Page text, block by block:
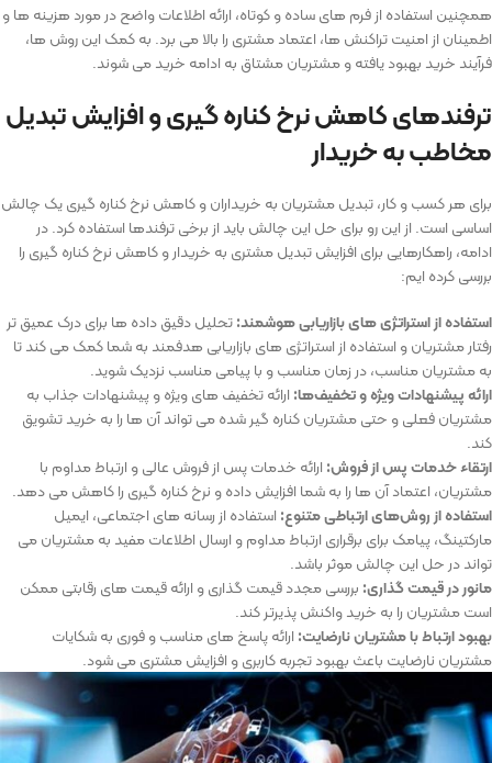
همچنین استفاده از فرم‌ های ساده و کوتاه، ارائه اطلاعات واضح در مورد هزینه‌ ها و
اطمینان از امنیت تراکنش ‌ها، اعتماد مشتری را بالا می ‌برد. به کمک این روش ‌ها،
فرآیند خرید بهبود یافته و مشتریان مشتاق به ادامه خرید می ‌شوند.
ترفندهای کاهش نرخ کناره گیری و افزایش تبدیل
مخاطب به خریدار
برای هر کسب و کار، تبدیل مشتریان به خریداران و کاهش نرخ کناره گیری یک چالش
اساسی است. از این رو برای حل این چالش باید از برخی ترفندها استفاده کرد. در
ادامه، راهکارهایی برای افزایش تبدیل مشتری به خریدار و کاهش نرخ کناره گیری را
بررسی کرده ایم:
استفاده از استراتژی ‌های بازاریابی هوشمند:تحلیل دقیق داده‌ ها برای درک عمیق ‌تر
رفتار مشتریان و استفاده از استراتژی ‌های بازاریابی هدفمند به شما کمک می ‌کند تا
به مشتریان مناسب، در زمان مناسب و با پیامی مناسب نزدیک شوید.
ارائه پیشنهادات ویژه و تخفیف‌ها: ارائه تخفیف ‌های ویژه و پیشنهادات جذاب به
مشتریان فعلی و حتی مشتریان کناره گیر شده می ‌تواند آن‌ ها را به خرید تشویق
کند.
ارتقاء خدمات پس از فروش: ارائه خدمات پس از فروش عالی و ارتباط مداوم با
مشتریان، اعتماد آن ‌ها را به شما افزایش داده و نرخ کناره گیری را کاهش می ‌دهد.
استفاده از روش‌های ارتباطی متنوع: استفاده از رسانه‌ های اجتماعی، ایمیل
مارکتینگ، پیامک برای برقراری ارتباط مداوم و ارسال اطلاعات مفید به مشتریان می
‌تواند در حل این چالش موثر باشد.
مانور در قیمت‌ گذاری: بررسی مجدد قیمت‌ گذاری و ارائه قیمت ‌های رقابتی ممکن
است مشتریان را به خرید واکنش ‌پذیرتر کند.
بهبود ارتباط با مشتریان نارضایت: ارائه پاسخ ‌های مناسب و فوری به شکایات
مشتریان نارضایت باعث بهبود تجربه کاربری و افزایش مشتری می شود.